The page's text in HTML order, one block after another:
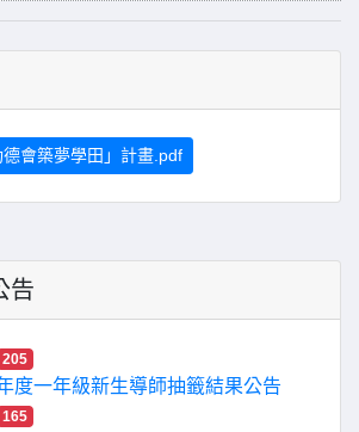
德會築夢學田」計畫.pdf
告
205
度一年級新生導師抽籤結果公告
165